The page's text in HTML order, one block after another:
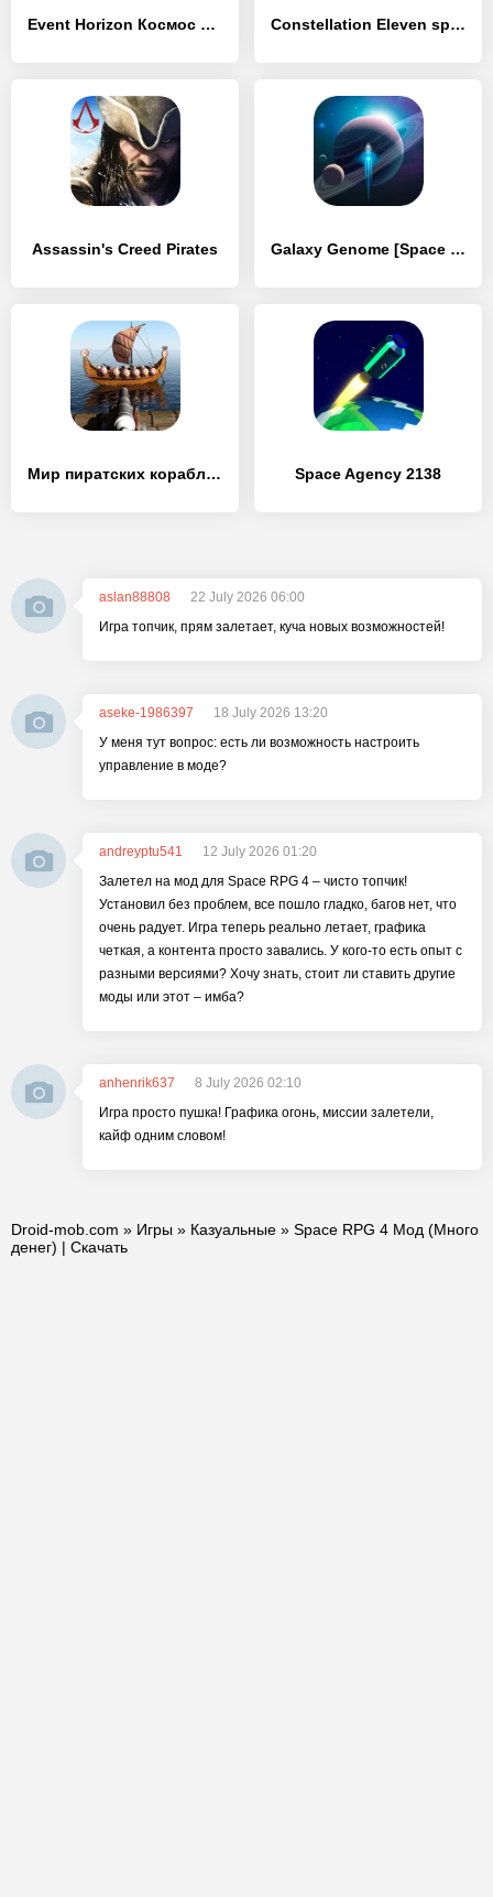
Event Horizon Космос и корабли Constellation Eleven space RPG
Assassin's Creed Pirates Galaxy Genome [Space Sim]
Мир пиратских кораблей Space Agency 2138
aslan88808
22 July 2026 06:00
Игра топчик, прям залетает, куча новых возможностей!
aseke-1986397
18 July 2026 13:20
У меня тут вопрос: есть ли возможность настроить
управление в моде?
andreyptu541
12 July 2026 01:20
Залетел на мод для Space RPG 4 – чисто топчик!
Установил без проблем, все пошло гладко, багов нет, что
очень радует. Игра теперь реально летает, графика
четкая, а контента просто завались. У кого-то есть опыт с
разными версиями? Хочу знать, стоит ли ставить другие
моды или этот – имба?
anhenrik637
8 July 2026 02:10
Игра просто пушка! Графика огонь, миссии залетели,
кайф одним словом!
Droid-mob.com » Игры » Казуальные » Space RPG 4 Мод (Много
денег) | Скачать